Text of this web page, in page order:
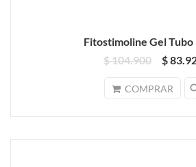
Fitostimoline Gel Tubo
$ 104.900
$
COMPRAR